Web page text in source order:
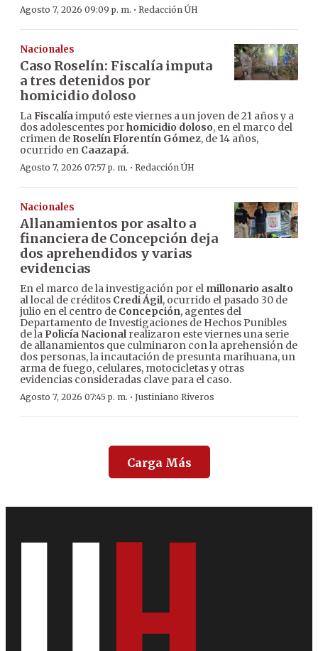
Agosto 7, 2026 09:09 p. m. · Redacción ÚH
Nacionales
Caso Roselín: Fiscalía imputa
a tres detenidos por
homicidio doloso
LaFiscalíaimputó este viernes a un joven de 21 años y a
dos adolescentes porhomicidio doloso, en el marco del
crimen de Roselín Florentín Gómez, de 14 años,
ocurrido en Caazapá.
Agosto 7, 2026 07:57 p. m. · Redacción ÚH
Nacionales
Allanamientos por asalto a
financiera de Concepción deja
dos aprehendidos y varias
evidencias
En el marco de la investigación por el millonario asalto
al local de créditos Credi Ágil, ocurrido el pasado 30 de
julio en el centro de Concepción, agentes del
Departamento de Investigaciones de Hechos Punibles
de la Policía Nacionalrealizaron este viernes una serie
de allanamientos que culminaron con la aprehensión de
dos personas, la incautación de presunta marihuana, un
arma de fuego, celulares, motocicletas y otras
evidencias consideradas clave para el caso.
Agosto 7, 2026 07:45 p. m. · Justiniano Riveros
Carga Más